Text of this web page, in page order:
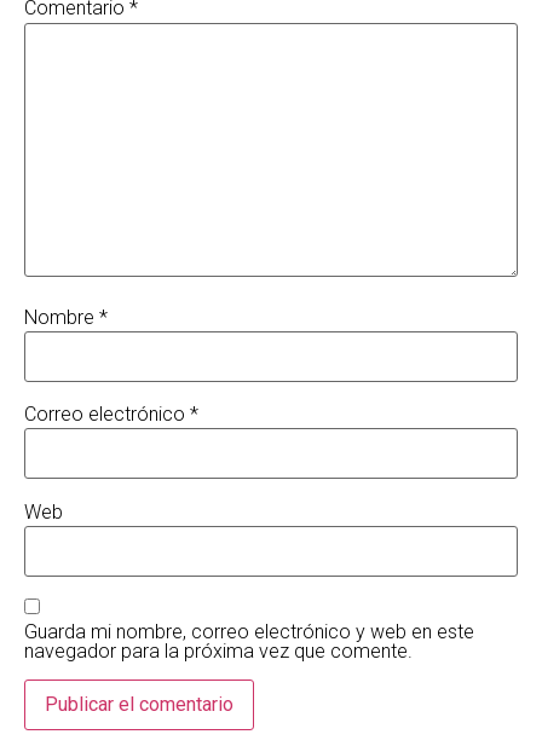
Comentario *
Nombre *
Correo electrónico *
Web
Guarda mi nombre, correo electrónico y web en este
navegador para la próxima vez que comente.